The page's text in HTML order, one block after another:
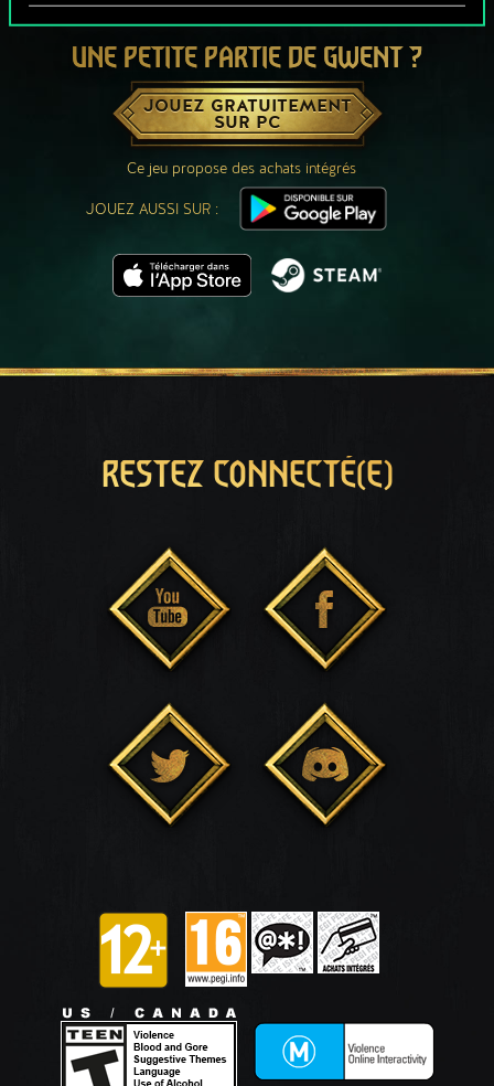
UNE PETITE PARTIE DE GWENT ?
JOUEZ GRATUITEMENT
SUR PC
Ce jeu propose des achats intégrés
JOUEZ AUSSI SUR :
RESTEZ CONNECTÉ(E)